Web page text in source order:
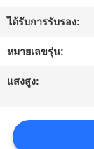
ทัวร์
โรงงาน
ควบคุม
ได้รับการรับรอง:
หมายเลขรุ่น:
แสงสูง: